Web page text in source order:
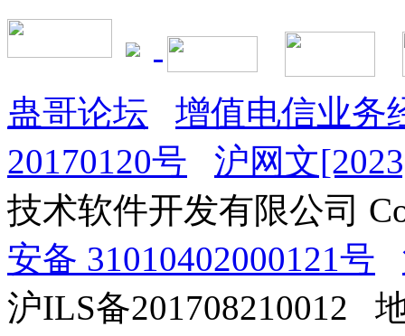
蛊哥论坛
增值电信业务
20170120号
沪网文
技术软件开发有限公司
安备 31010402000121号
沪ILS备201708210012